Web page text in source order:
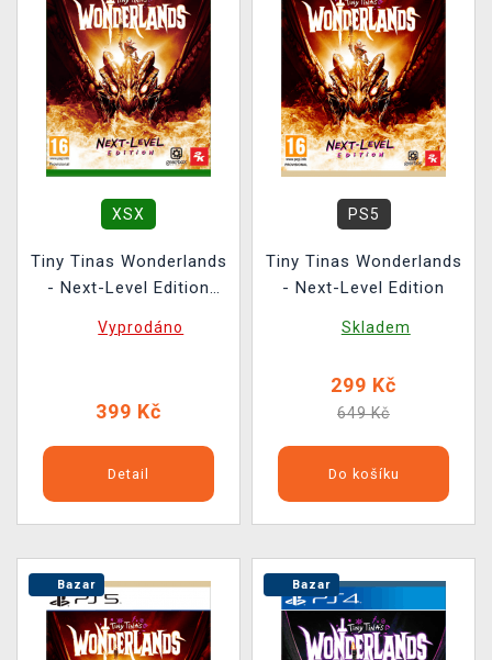
XSX
Tiny Tinas Wonderlands
- Next-Level Edition
Vyprodáno
399 Kč
Detail
PS5
Tiny Tinas Wonderlands
- Next-Level Edition
Skladem
299 Kč
649 Kč
Do košíku
Bazar Bazar